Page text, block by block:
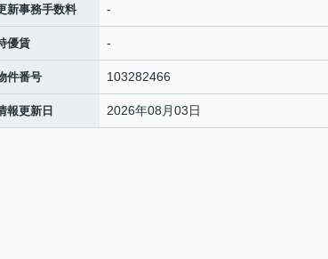
新事務手数料 -
優賃 -
件番号 103282466
報更新日 2026年08月03日